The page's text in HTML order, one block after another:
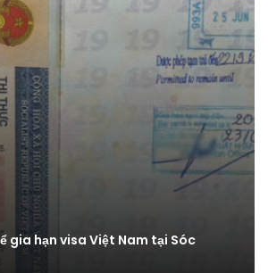
gia hạn visa Việt Nam tại Sóc